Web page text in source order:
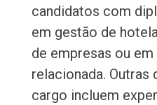
candidatos com
em gestão de
de empresas ou em
relacionada.
cargo incluem